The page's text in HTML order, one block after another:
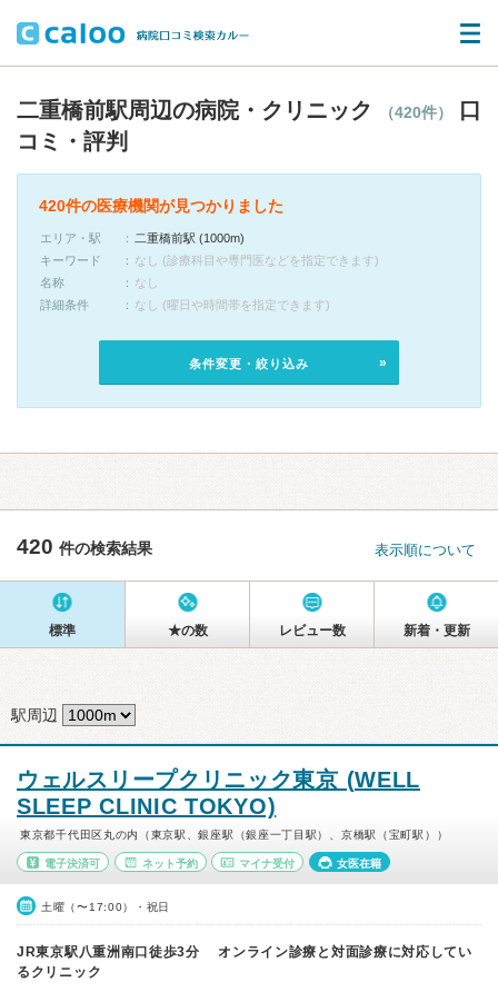
二重橋前駅周辺の病院・クリニック （420件）
口
コミ・評判
420件の医療機関が見つかりました
エリア・駅
二重橋前駅 (1000m)
キーワード
なし (診療科目や専門医などを指定できます)
名称
なし
詳細条件
なし (曜日や時間帯を指定できます)
条件変更・絞り込み
420 件の検索結果 表示順について
標準 ★の数 レビュー数 新着・更新
駅周辺
ウェルスリープクリニック東京 (WELL
SLEEP CLINIC TOKYO)
東京都千代田区丸の内（東京駅、銀座駅（銀座一丁目駅）、京橋駅（宝町駅））
電子決済可 ネット予約 マイナ受付 女医在籍
土曜（〜17:00）・祝日
JR東京駅八重洲南口徒歩3分 オンライン診療と対面診療に対応してい
るクリニック